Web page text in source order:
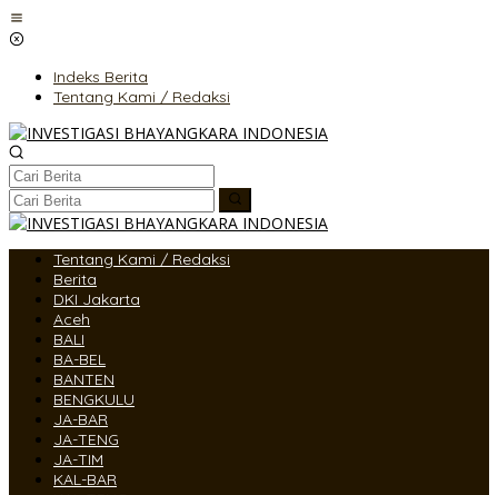
Lewati
ke
Indeks Berita
Tentang Kami / Redaksi
Tentang Kami / Redaksi
Berita
DKI Jakarta
Aceh
BALI
BA-BEL
BANTEN
BENGKULU
JA-BAR
JA-TENG
JA-TIM
KAL-BAR